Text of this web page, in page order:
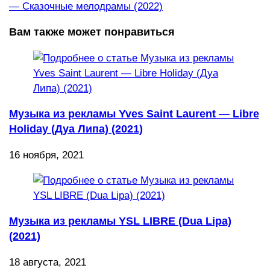
— Сказочные мелодрамы (2022)
Вам также может понравиться
Музыка из рекламы Yves Saint Laurent — Libre
Holiday (Дуа Липа) (2021)
16 ноября, 2021
Музыка из рекламы YSL LIBRE (Dua Lipa)
(2021)
18 августа, 2021